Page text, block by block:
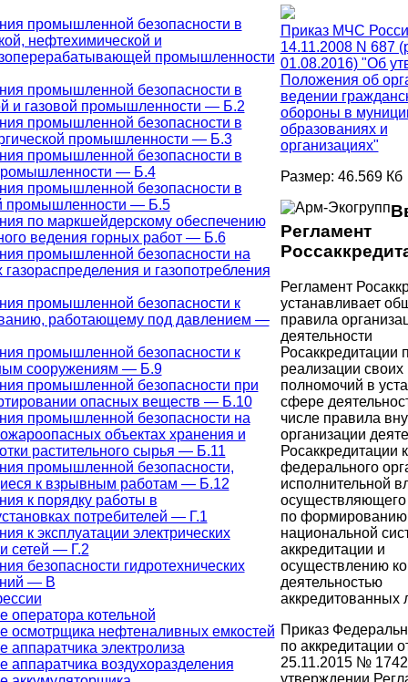
промышленной безопасности в
нефтехимической и
промышленности
промышленной безопасности в
и газовой промышленности — Б.2
промышленной безопасности в
промышленности — Б.3
промышленной безопасности в
— Б.4
промышленной безопасности в
промышленности — Б.5
по маркшейдерскому обеспечению
ведения горных работ — Б.6
промышленной безопасности на
газораспределения и газопотребления
промышленной безопасности к
работающему под давлением —
промышленной безопасности к
сооружениям — Б.9
промышленной безопасности при
опасных веществ — Б.10
промышленной безопасности на
объектах хранения и
растительного сырья — Б.11
промышленной безопасности,
к взрывным работам — Б.12
к порядку работы в
потребителей — Г.1
к эксплуатации электрических
сетей — Г.2
безопасности гидротехнических
— В
оператора котельной
осмотрщика нефтеналивных емкостей
аппаратчика электролиза
аппаратчика воздухоразделения
Приказ МЧС
14.11.2008 N 687
01.08.2016) "Об
Положения об
ведении
обороны в
образованиях и
организациях"
Размер: 46.569 Кб
Регламент
Регламент
устанавливает
правила
деятельности
Росаккредитации
реализации своих
полномочий в
сфере
числе правила
организации
Росаккредитации
федерального
исполнительной
по формированию
национальной
аккредитации и
осуществлению
деятельностью
аккредитованных
Приказ
по аккредитации
25.11.2015 №
утверждении